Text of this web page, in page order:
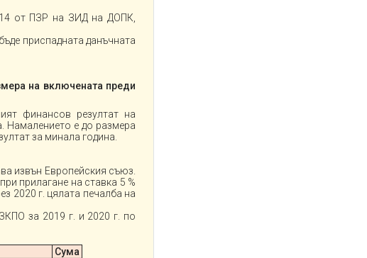
от ПЗР на ЗИД на ДОПК,
приспадната данъчната
на включената преди
финансов резултат на
Намалението е до размера
за минала година.
извън Европейския съюз.
прилагане на ставка 5 %
2020 г. цялата печалба на
за 2019 г. и 2020 г. по
Сума